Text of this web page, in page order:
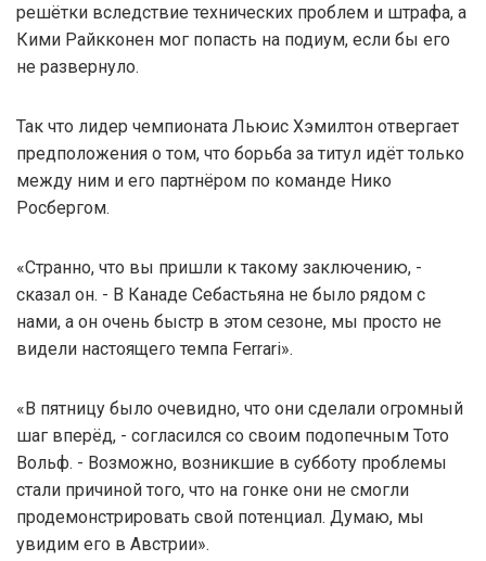
решётки вследствие технических проблем и штрафа, а
Кими Райкконен мог попасть на подиум, если бы его
не развернуло.
Так что лидер чемпионата Льюис Хэмилтон отвергает
предположения о том, что борьба за титул идёт только
между ним и его партнёром по команде Нико
Росбергом.
«Странно, что вы пришли к такому заключению, -
сказал он. - В Канаде Себастьяна не было рядом с
нами, а он очень быстр в этом сезоне, мы просто не
видели настоящего темпа Ferrari».
«В пятницу было очевидно, что они сделали огромный
шаг вперёд, - согласился со своим подопечным Тото
Вольф. - Возможно, возникшие в субботу проблемы
стали причиной того, что на гонке они не смогли
продемонстрировать свой потенциал. Думаю, мы
увидим его в Австрии».